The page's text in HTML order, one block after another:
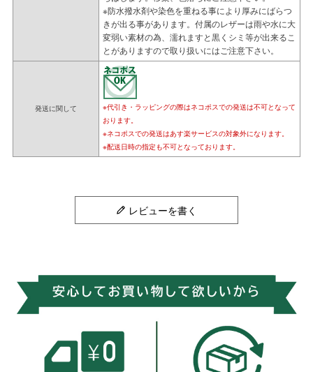
※防水撥水剤や染色を重ねる事により厚みにばらつ
きが出る事があります。付属のレザーは雨や水に大
変弱い素材の為、濡れますと黒くシミ等が出来るこ
とがありますので取り扱いにはご注意下さい。
発送に関して
※代引き・ラッピングの際はネコポスでの発送は不可となって
おります。
※ネコポスでの発送はあす楽サービスの対象外になります。
※配送日時の指定も不可となっております。
レビューを書く